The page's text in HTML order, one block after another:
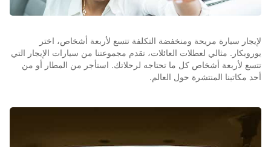
لإيجار سيارة مريحة ومنخفضة التكلفة تتسع لأربعة أشخاص، اختر
يوروبكار. مثالي لعطلات العائلات، تقدم مجموعتنا من سيارات الإيجار التي
تتسع لأربعة أشخاص كل ما تحتاجه لرحلاتك. استأجر من المطار أو من
أحد مكاتبنا المنتشرة حول العالم.